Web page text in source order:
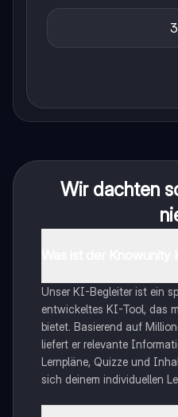
Wir dachten
Unser KI-Begleiter ist ein
entwickeltes KI-Tool, das
bietet. Basierend auf
liefert er relevante
Lernpläne, Quizze und
sich deinem individuellen